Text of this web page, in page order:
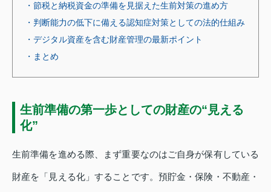
・節税と納税資金の準備を見据えた生前対策の進め方
・判断能力の低下に備える認知症対策としての法的仕組み
・デジタル資産を含む財産管理の最新ポイント
・まとめ
生前準備の第一歩としての財産の“見える
化”
生前準備を進める際、まず重要なのはご自身が保有している
財産を「見える化」することです。預貯金・保険・不動産・